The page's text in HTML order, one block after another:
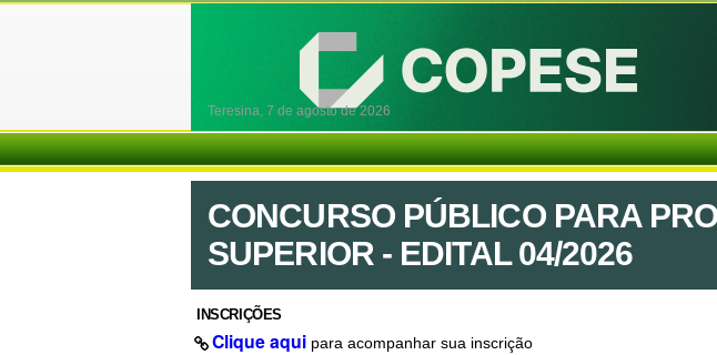
Teresina, 7 de agosto de 2026
CONCURSO PÚBLICO PARA
SUPERIOR - EDITAL 04/2026
INSCRIÇÕES
Clique aquipara acompanhar sua inscrição